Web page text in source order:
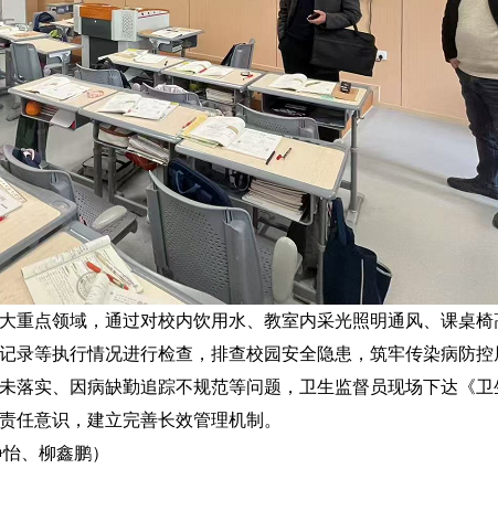
重点领域，通过对校内饮用水、教室内采光照明通风、课桌
等执行情况进行检查，排查校园安全隐患，筑牢传染病防控
落实、因病缺勤追踪不规范等问题，卫生监督员现场下达《
任意识，建立完善长效管理机制。
、柳鑫鹏）